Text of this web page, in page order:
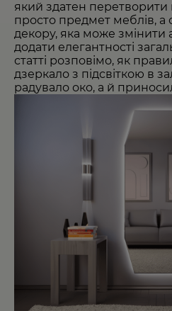
який здатен перетворити
просто предмет меблів, а
декору, яка може змінити
додати елегантності
статті розповімо, як
дзеркало з підсвіткою в
радувало око, а й